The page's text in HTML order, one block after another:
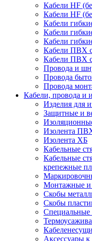
Кабели HF
Кабели HF
Кабели
Кабели
Кабели
Кабели ПВХ
Кабели ПВХ
Провода и
Провода
Провода
Кабели, провода и
Изделия для
Защитные и
Изолента
Изолента ХБ
Кабельные
Кабельные
крепежные
Монтажные и
Скобы
Скобы
Специальные
Аксессуары